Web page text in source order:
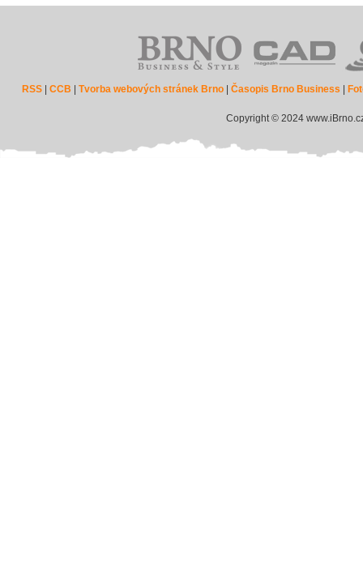
RSS |CCB |Tvorba webových stránek Brno |Časopis Brno Business
Copyright © 2024